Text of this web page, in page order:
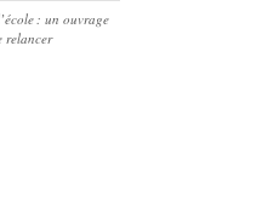
: un ouvrage
relancer